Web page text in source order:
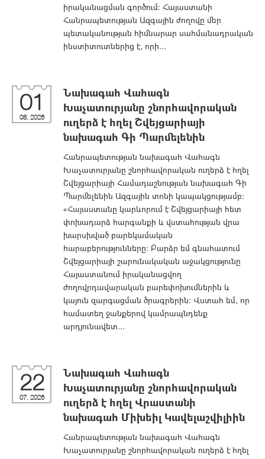
իրականացման գործում։ Հայաստանի
Հանրապետության Ազգային ժողովը մեր
պետականության հիմնարար սահմանադրական
ինստիտուտներից է, որի...
01
08, 2026
Նախագահ Վահագն
Խաչատուրյանը շնորհավորական
ուղերձ է հղել Շվեյցարիայի
նախագահ Գի Պարմելենին
Հանրապետության նախագահ Վահագն
Խաչատուրյանը շնորհավորական ուղերձ է հղել
Շվեյցարիայի Համադաշնության նախագահ Գի
Պարմելենին Ազգային տոնի կապակցությամբ։
«Հայաստանը կարևորում է Շվեյցարիայի հետ
փոխադարձ հարգանքի և վստահության վրա
խարսխված բարեկամական
հարաբերությունները։ Բարձր եմ գնահատում
Շվեյցարիայի շարունակական աջակցությունը
Հայաստանում իրականացվող
ժողովրդավարական բարեփոխումներին և
կայուն զարգացման ծրագրերին: Վստահ եմ, որ
համատեղ ջանքերով կամրապնդենք
արդյունավետ...
22
07, 2026
Նախագահ Վահագն
Խաչատուրյանը շնորհավորական
ուղերձ է հղել Վրաստանի
նախագահ Միխեիլ Կավելաշվիլիին
Հանրապետության նախագահ Վահագն
Խաչատուրյանը շնորհավորական ուղերձ է հղել